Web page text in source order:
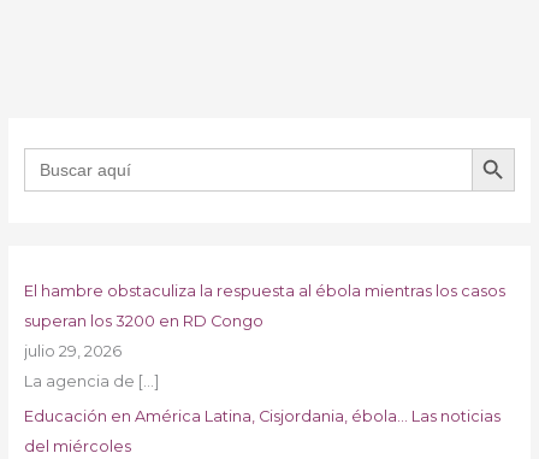
Buscar: BOTÓN DE
El hambre obstaculiza la respuesta al ébola mientras los casos
superan los 3200 en RD Congo
julio 29, 2026
La agencia de […]
Educación en América Latina, Cisjordania, ébola… Las noticias
del miércoles